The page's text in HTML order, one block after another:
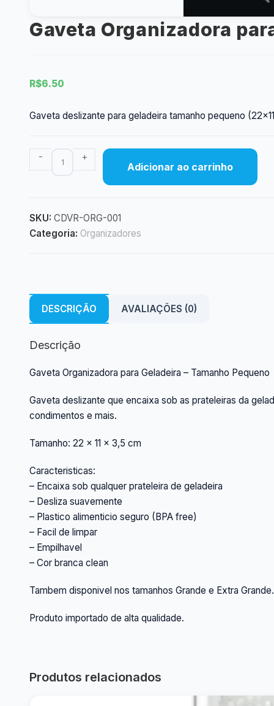
Gaveta Organizadora
R$6.50
Gaveta deslizante para geladeira tamanho pequeno
Gaveta
Organizadora
quantidade
- +
Adicionar ao carrinho
SKU: CDVR-ORG-001
Categoria: Organizadores
DESCRIÇÃO AVALIAÇÕES (0)
Descrição
Gaveta Organizadora para Geladeira – Tamanho Pequeno
Gaveta deslizante que encaixa sob as prateleiras da
condimentos e mais.
Tamanho: 22 x 11 x 3,5 cm
Caracteristicas:
– Encaixa sob qualquer prateleira de geladeira
– Desliza suavemente
– Plastico alimenticio seguro (BPA free)
– Facil de limpar
– Empilhavel
– Cor branca clean
Tambem disponivel nos tamanhos Grande e Extra Grande.
Produto importado de alta qualidade.
Produtos relacionados